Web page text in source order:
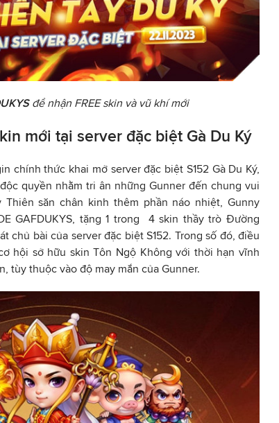
để nhận FREE skin và vũ khí mới
mới tại server đặc biệt Gà Du Ký
chính thức khai mở server đặc biệt S152 Gà Du Ký,
quyền nhằm tri ân những Gunner đến chung vui
săn chân kinh thêm phần náo nhiệt, Gunny
GAFDUKYS, tặng 1 trong 4 skin thầy trò Đường
chủ bài của server đặc biệt S152. Trong số đó, điều
hội sở hữu skin Tôn Ngộ Không với thời hạn vĩnh
tùy thuộc vào độ may mắn của Gunner.